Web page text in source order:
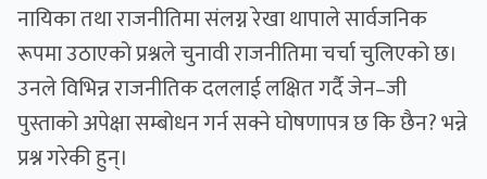
नायिका तथा राजनीतिमा संलग्न रेखा थापाले सार्वजनिक
रूपमा उठाएको प्रश्नले चुनावी राजनीतिमा चर्चा चुलिएको छ।
उनले विभिन्न राजनीतिक दललाई लक्षित गर्दै जेन–जी
पुस्ताको अपेक्षा सम्बोधन गर्न सक्ने घोषणापत्र छ कि छैन? भन्ने
प्रश्न गरेकी हुन्।